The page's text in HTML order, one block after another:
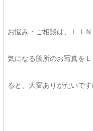
お悩み・ご相談は、ＬＩ
気になる箇所のお写真を
ると、大変ありがたいで